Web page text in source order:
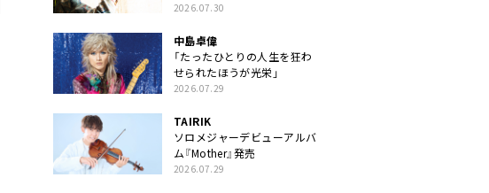
2026.07.30
中島卓偉
「たったひとりの人生を狂わ
せられたほうが光栄」
2026.07.29
TAIRIK
ソロメジャーデビューアルバ
ム『Mother』発売
2026.07.29